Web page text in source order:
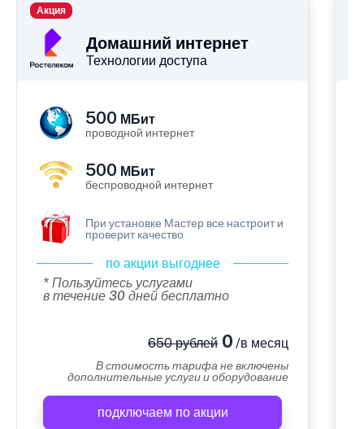
Домашний интернет
Технологии доступа
Акция
500 МБит
проводной интернет
500 МБит
беспроводной интернет
При установке Мастер все настроит и
проверит качество
по акции выгоднее
* Пользуйтесь услугами
в течение 30 дней бесплатно
650 рублей0 /в месяц
В стоимость тарифа не включены
дополнительные услуги и оборудование
подключаем по акции